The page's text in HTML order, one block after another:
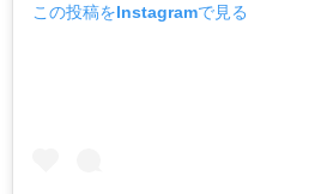
この投稿をInstagramで見る